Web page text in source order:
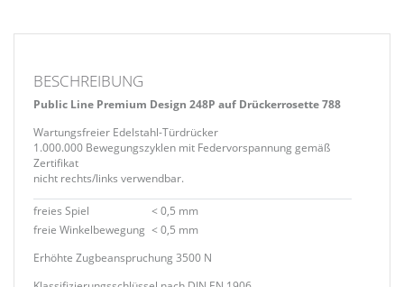
BESCHREIBUNG
Public Line Premium Design 248P auf Drückerrosette 788
Wartungsfreier Edelstahl-Türdrücker
1.000.000 Bewegungszyklen mit Federvorspannung gemäß
Zertifikat
nicht rechts/links verwendbar.
freies Spiel
< 0,5 mm
freie Winkelbewegung < 0,5 mm
Erhöhte Zugbeanspruchung 3500 N